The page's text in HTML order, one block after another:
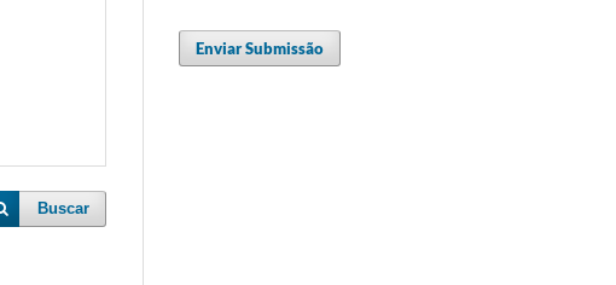
Buscar
Enviar Submissão